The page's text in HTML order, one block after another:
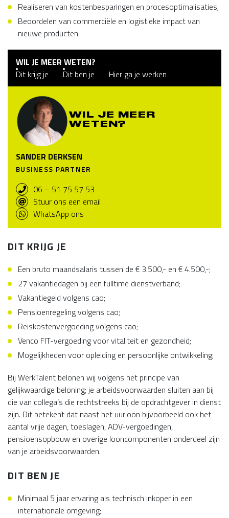
Realiseren van kostenbesparingen en procesoptimalisaties;
Beoordelen van commerciële en logistieke impact van
nieuwe producten.
WIL JE MEER WETEN?
Dit krijg je
Dit ben je Hier ga je werken
WIL JE MEER
WETEN?
SANDER DERKSEN
BUSINESS PARTNER
06 – 51 75 57 53
Stuur ons een email
WhatsApp ons
DIT KRIJG JE
Een bruto maandsalaris tussen de € 3.500,- en € 4.500,-;
27 vakantiedagen bij een fulltime dienstverband;
Vakantiegeld volgens cao;
Pensioenregeling volgens cao;
Reiskostenvergoeding volgens cao;
Venco FIT-vergoeding voor vitaliteit en gezondheid;
Mogelijkheden voor opleiding en persoonlijke ontwikkeling;
Bij WerkTalent belonen wij volgens het principe van
gelijkwaardige beloning; je arbeidsvoorwaarden sluiten aan bij
die van collega’s die rechtstreeks bij de opdrachtgever in dienst
zijn. Dit betekent dat naast het uurloon bijvoorbeeld ook het
aantal vrije dagen, toeslagen, ADV-vergoedingen,
pensioensopbouw en overige looncomponenten onderdeel zijn
van je arbeidsvoorwaarden.
DIT BEN JE
Minimaal 5 jaar ervaring als technisch inkoper in een
internationale omgeving;